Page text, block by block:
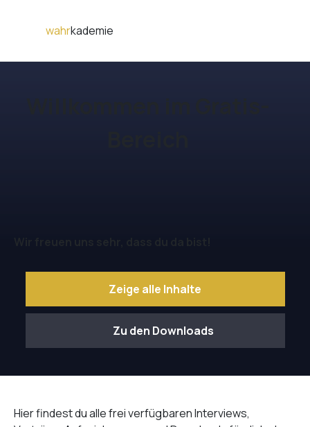
wahrkademie
Zeige alle Inhalte
Zu den Downloads
Hier findest du alle frei verfügbaren Interviews,